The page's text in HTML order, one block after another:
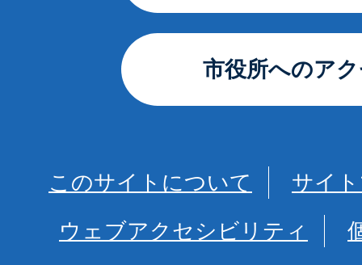
市役所へのア
このサイトについて
サイ
ウェブアクセシビリティ